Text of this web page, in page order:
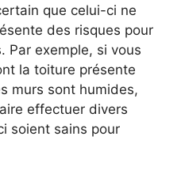
que celui-ci ne
des risques pour
Par exemple, si vous
la toiture présente
murs sont humides,
effectuer divers
soient sains pour